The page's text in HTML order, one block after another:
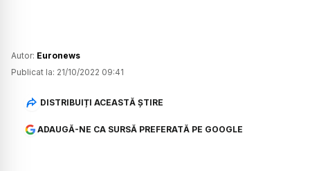
Autor: Euronews
Publicat la: 21/10/2022 09:41
DISTRIBUIȚI ACEASTĂ ȘTIRE
ADAUGĂ-NE CA SURSĂ PREFERATĂ PE GOOGLE